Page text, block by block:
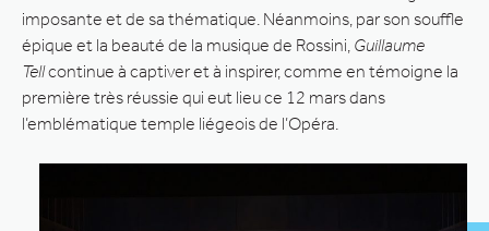
imposante et de sa thématique. Néanmoins, par son souffle
épique et la beauté de la musique de Rossini, Guillaume
Tellcontinue à captiver et à inspirer, comme en témoigne la
première très réussie qui eut lieu ce 12 mars dans
l’emblématique temple liégeois de l’Opéra.